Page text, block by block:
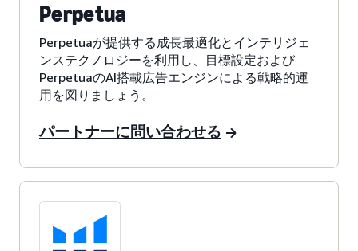
Perpetua
Perpetuaが提供する成長最適化とインテリジェ
ンステクノロジーを利用し、目標設定および
PerpetuaのAI搭載広告エンジンによる戦略的運
用を図りましょう。
パートナーに問い合わせる